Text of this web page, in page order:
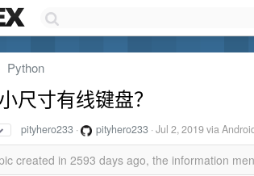
Python
尺寸有线键盘？
pityhero233 · pityhero233 ·Jul 2, 2019via
created in 2593 days ago, the information